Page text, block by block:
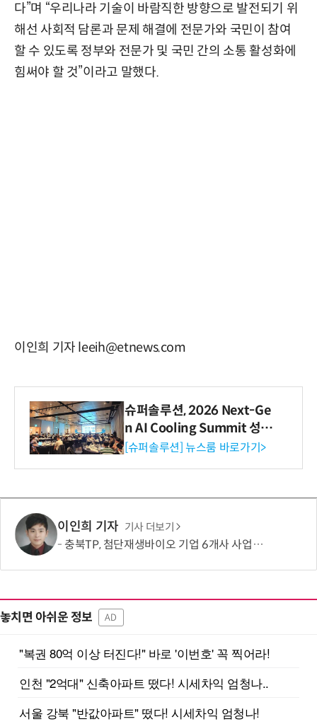
다”며 “우리나라 기술이 바람직한 방향으로 발전되기 위
해선 사회적 담론과 문제 해결에 전문가와 국민이 참여
할 수 있도록 정부와 전문가 및 국민 간의 소통 활성화에
힘써야 할 것”이라고 말했다.
이인희 기자 leeih@etnews.com
슈퍼솔루션, 2026 Next-Ge
n AI Cooling Summit 성황
리 성료
[슈퍼솔루션] 뉴스룸 바로가기>
이인희 기자 기사 더보기
충북TP, 첨단재생바이오 기업 6개사 사업화 본격 지원
놓치면 아쉬운 정보 AD